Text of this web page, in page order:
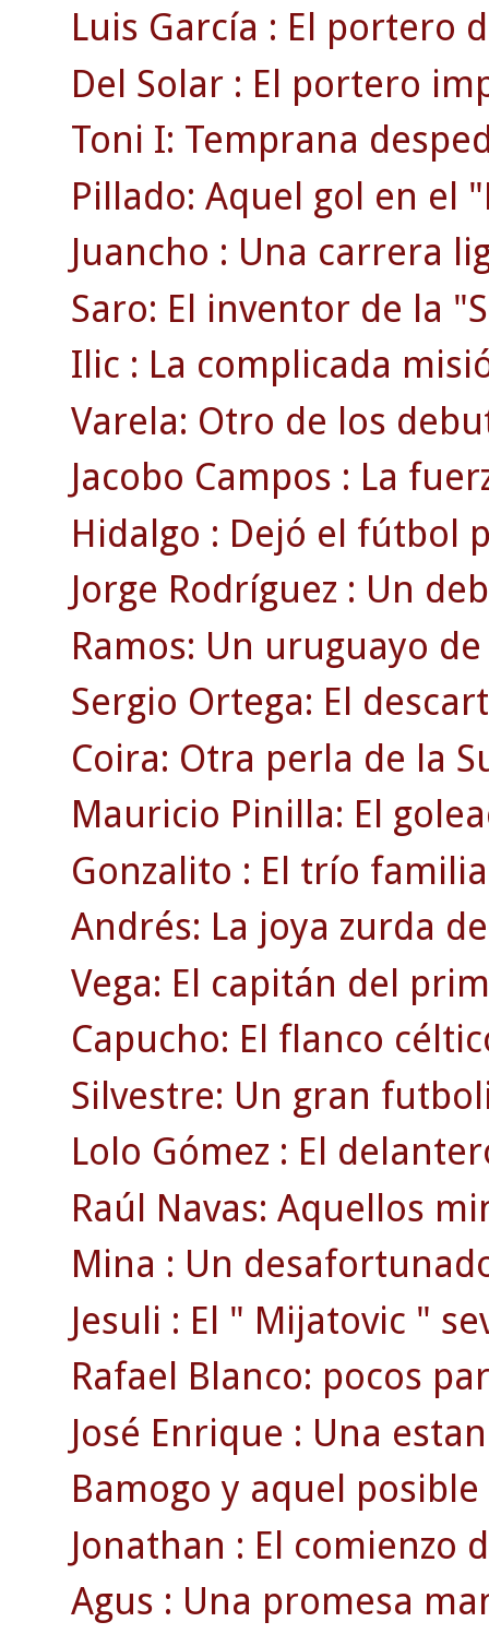
Luis García : El portero
Del Solar : El portero
Toni I: Temprana
Pillado: Aquel gol en el
Juancho : Una carrera
Saro: El inventor de la
Ilic : La complicada
Varela: Otro de los
Jacobo Campos : La
Hidalgo : Dejó el fútbol
Jorge Rodríguez : Un
Ramos: Un uruguayo
Sergio Ortega: El
Coira: Otra perla de la
Mauricio Pinilla: El
Gonzalito : El trío
Andrés: La joya zurda
Vega: El capitán del
Capucho: El flanco
Silvestre: Un gran
Lolo Gómez : El
Raúl Navas: Aquellos
Mina : Un
Jesuli : El " Mijatovic "
Rafael Blanco: pocos
José Enrique : Una
Bamogo y aquel
Jonathan : El comienzo
Agus : Una promesa